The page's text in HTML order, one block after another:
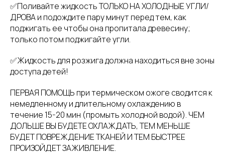
✅Поливайте жидкость ТОЛЬКО НА ХОЛОДНЫЕ УГЛИ/
ДРОВА и подождите пару минут перед тем, как
поджигать ее чтобы она пропитала древесину;
только потом поджигайте угли.
✅Жидкость для розжига должна находиться вне зоны
доступа детей!
ПЕРВАЯ ПОМОЩЬ при термическом ожоге сводится к
немедленному и длительному охлаждению в
течение 15-20 мин (промыть холодной водой). ЧЕМ
ДОЛЬШЕ ВЫ БУДЕТЕ ОХЛАЖДАТЬ, ТЕМ МЕНЬШЕ
БУДЕТ ПОВРЕЖДЕНИЕ ТКАНЕЙ И ТЕМ БЫСТРЕЕ
ПРОИЗОЙДЕТ ЗАЖИВЛЕНИЕ.